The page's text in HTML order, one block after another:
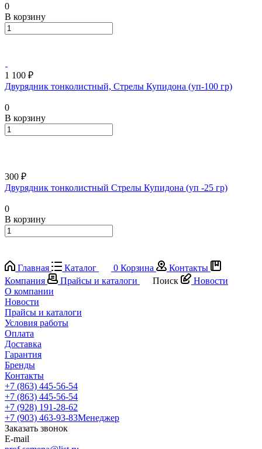
0
В корзину
1 100 ₽
Двурядник тонколистный, Стрелы Купидона (уп-100 гр)
0
В корзину
300 ₽
Двурядник тонколистный Стрелы Купидона (уп -25 гр)
0
В корзину
Главная Каталог 0 Корзина
Контакты
Компания
Прайсы и каталоги Поиск
Новости
О компании
Новости
Прайсы и каталоги
Условия работы
Оплата
Доставка
Гарантия
Бренды
Контакты
+7 (863) 445-56-54
+7 (863) 445-56-54
+7 (928) 191-28-62
+7 (903) 463-93-83Менеджер
Заказать звонок
E-mail